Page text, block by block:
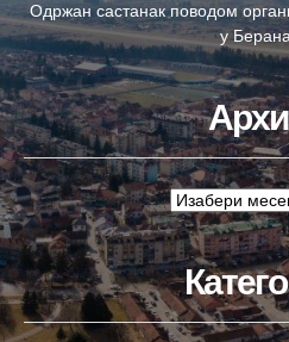
Одржан састанак поводом
у